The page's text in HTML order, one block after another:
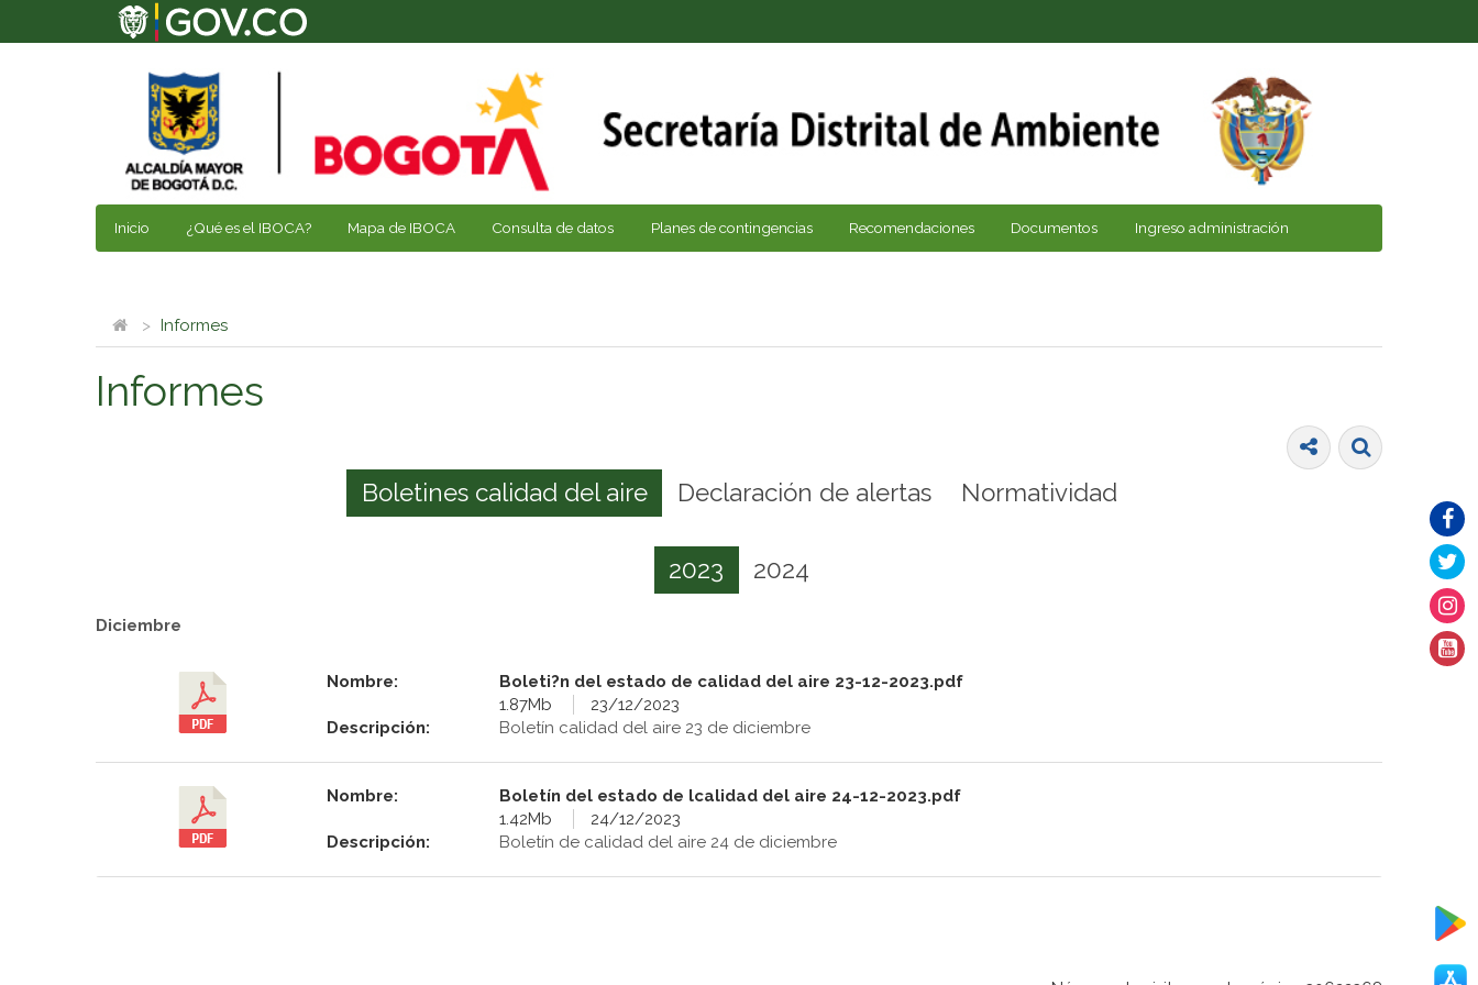
Inicio ¿Qué es el IBOCA? Mapa de IBOCA Consulta de datos Planes de contingencias Recomendaciones Documentos Ingreso administración
Informes
Informes
Boletines calidad del aire Declaración de alertas Normatividad
2023 2024
Diciembre
Nombre:
Boleti?n del estado de calidad del aire 23-12-2023.pdf
1.87Mb
23/12/2023
Descripción:
Boletín calidad del aire 23 de diciembre
Nombre:
Boletín del estado de lcalidad del aire 24-12-2023.pdf
1.42Mb
24/12/2023
Descripción:
Boletín de calidad del aire 24 de diciembre